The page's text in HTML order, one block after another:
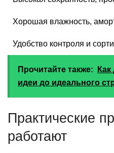
Хорошая влажность,
Удобство контроля и
Прочитайте также:
идеи до идеального
Практические
работают